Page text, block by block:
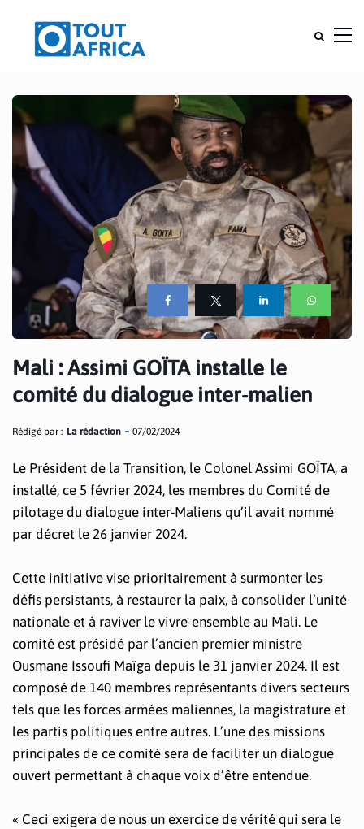
Mali : Assimi GOÏTA installe le
comité du dialogue inter-malien
Rédigé par : La rédaction 07/02/2024
Le Président de la Transition, le Colonel Assimi GOÏTA, a
installé, ce 5 février 2024, les membres du Comité de
pilotage du dialogue inter-Maliens qu’il avait nommé
par décret le 26 janvier 2024.
Cette initiative vise prioritairement à surmonter les
défis persistants, à restaurer la paix, à consolider l’unité
nationale et à raviver le vivre-ensemble au Mali. Le
comité est présidé par l’ancien premier ministre
Ousmane Issoufi Maïga depuis le 31 janvier 2024. Il est
composé de 140 membres représentants divers secteurs
tels que les forces armées maliennes, la magistrature et
les partis politiques entre autres. L’une des missions
principales de ce comité sera de faciliter un dialogue
ouvert permettant à chaque voix d’être entendue.
« Ceci exigera de nous un exercice de vérité qui sera le